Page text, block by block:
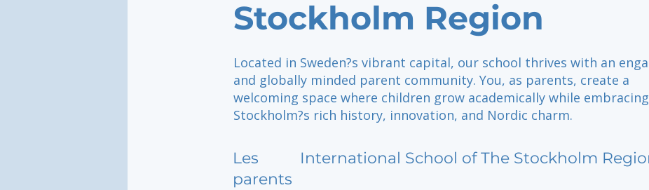
Stockholm Region
Located in Sweden?s vibrant capital, our school thrives with an
and globally minded parent community. You, as parents, create a
welcoming space where children grow academically while embracing
Stockholm?s rich history, innovation, and Nordic charm.
Les
parents
International School of The Stockholm